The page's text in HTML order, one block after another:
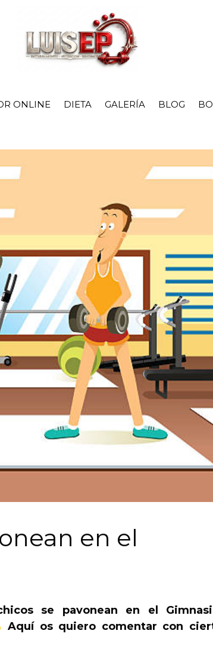
ONLINE DIETA GALERÍA BLOG
en el
se pavonean en el
Aquí os quiero comentar con